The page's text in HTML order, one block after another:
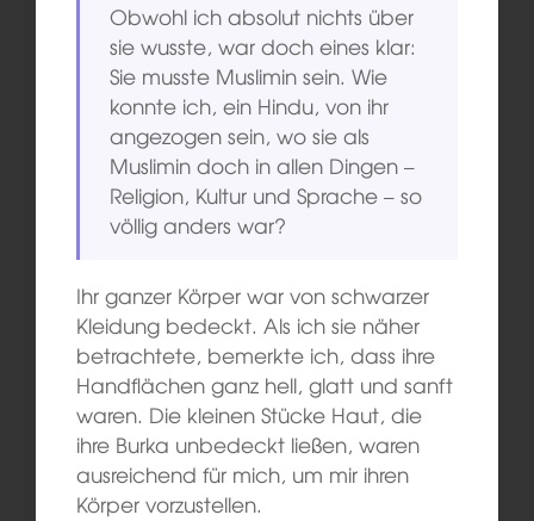
Obwohl ich absolut nichts über
sie wusste, war doch eines klar:
Sie musste Muslimin sein. Wie
konnte ich, ein Hindu, von ihr
angezogen sein, wo sie als
Muslimin doch in allen Dingen –
Religion, Kultur und Sprache – so
völlig anders war?
Ihr ganzer Körper war von schwarzer
Kleidung bedeckt. Als ich sie näher
betrachtete, bemerkte ich, dass ihre
Handflächen ganz hell, glatt und sanft
waren. Die kleinen Stücke Haut, die
ihre Burka unbedeckt ließen, waren
ausreichend für mich, um mir ihren
Körper vorzustellen.